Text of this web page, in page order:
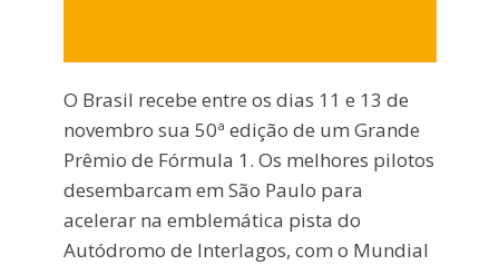
O Brasil recebe entre os dias 11 e 13 de
novembro sua 50ª edição de um Grande
Prêmio de Fórmula 1. Os melhores pilotos
desembarcam em São Paulo para
acelerar na emblemática pista do
Autódromo de Interlagos, com o Mundial